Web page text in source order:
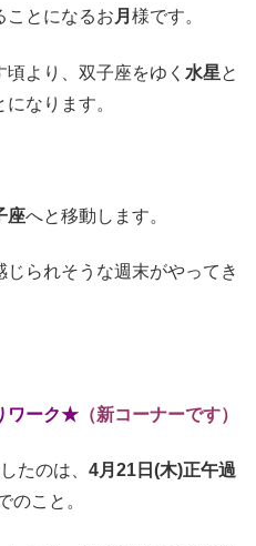
ことになるお月 様です。
より、双子座をゆく 水星と
なります。
座へと移動します。
じられそうな週末がやってき
ワーク★ （新コーナーです）
たのは、 4月21日(木)正午過
のこと。